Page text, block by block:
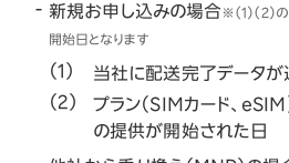
新規お申し込みの場合 ※（1）（2
開始日となります
当社に配送完了データが
プラン（SIMカード、eSIM
の提供が開始された日